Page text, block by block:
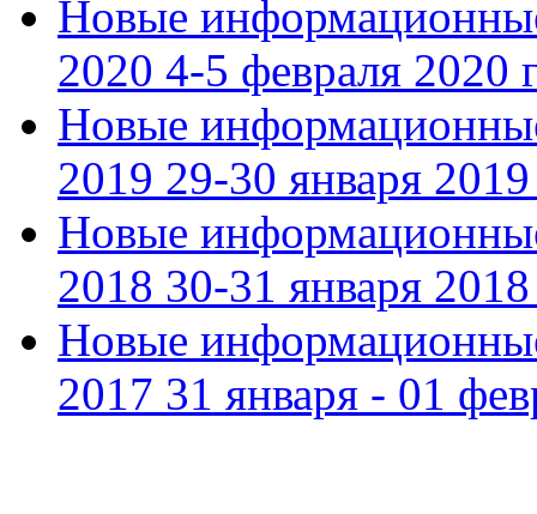
Новые
2020 4-5 февраля 2020
Новые
2019 29-30 января 2019
Новые
2018 30-31 января 2018
Новые
2017 31 января - 01